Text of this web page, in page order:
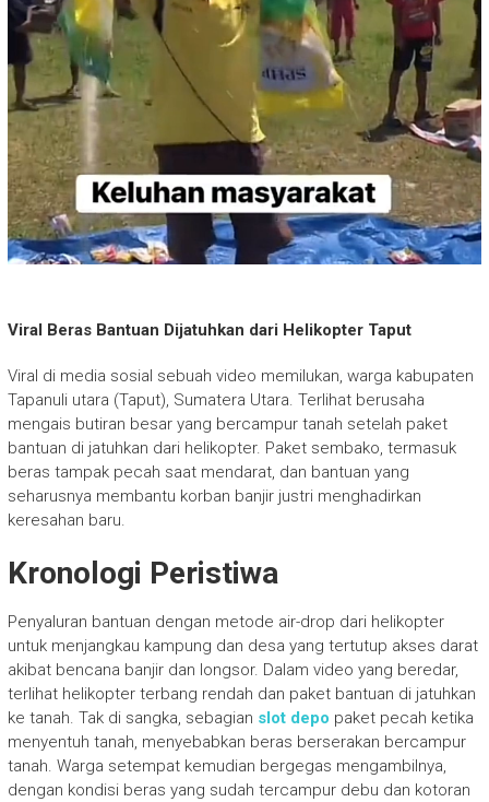
Viral Beras Bantuan Dijatuhkan dari Helikopter Taput
Viral di media sosial sebuah video memilukan, warga kabupaten
Tapanuli utara (Taput), Sumatera Utara. Terlihat berusaha
mengais butiran besar yang bercampur tanah setelah paket
bantuan di jatuhkan dari helikopter. Paket sembako, termasuk
beras tampak pecah saat mendarat, dan bantuan yang
seharusnya membantu korban banjir justri menghadirkan
keresahan baru.
Kronologi Peristiwa
Penyaluran bantuan dengan metode air-drop dari helikopter
untuk menjangkau kampung dan desa yang tertutup akses darat
akibat bencana banjir dan longsor. Dalam video yang beredar,
terlihat helikopter terbang rendah dan paket bantuan di jatuhkan
ke tanah. Tak di sangka, sebagian slot depo paket pecah ketika
menyentuh tanah, menyebabkan beras berserakan bercampur
tanah. Warga setempat kemudian bergegas mengambilnya,
dengan kondisi beras yang sudah tercampur debu dan kotoran